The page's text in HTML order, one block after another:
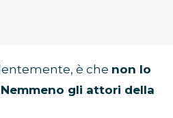
è che non lo
gli attori della